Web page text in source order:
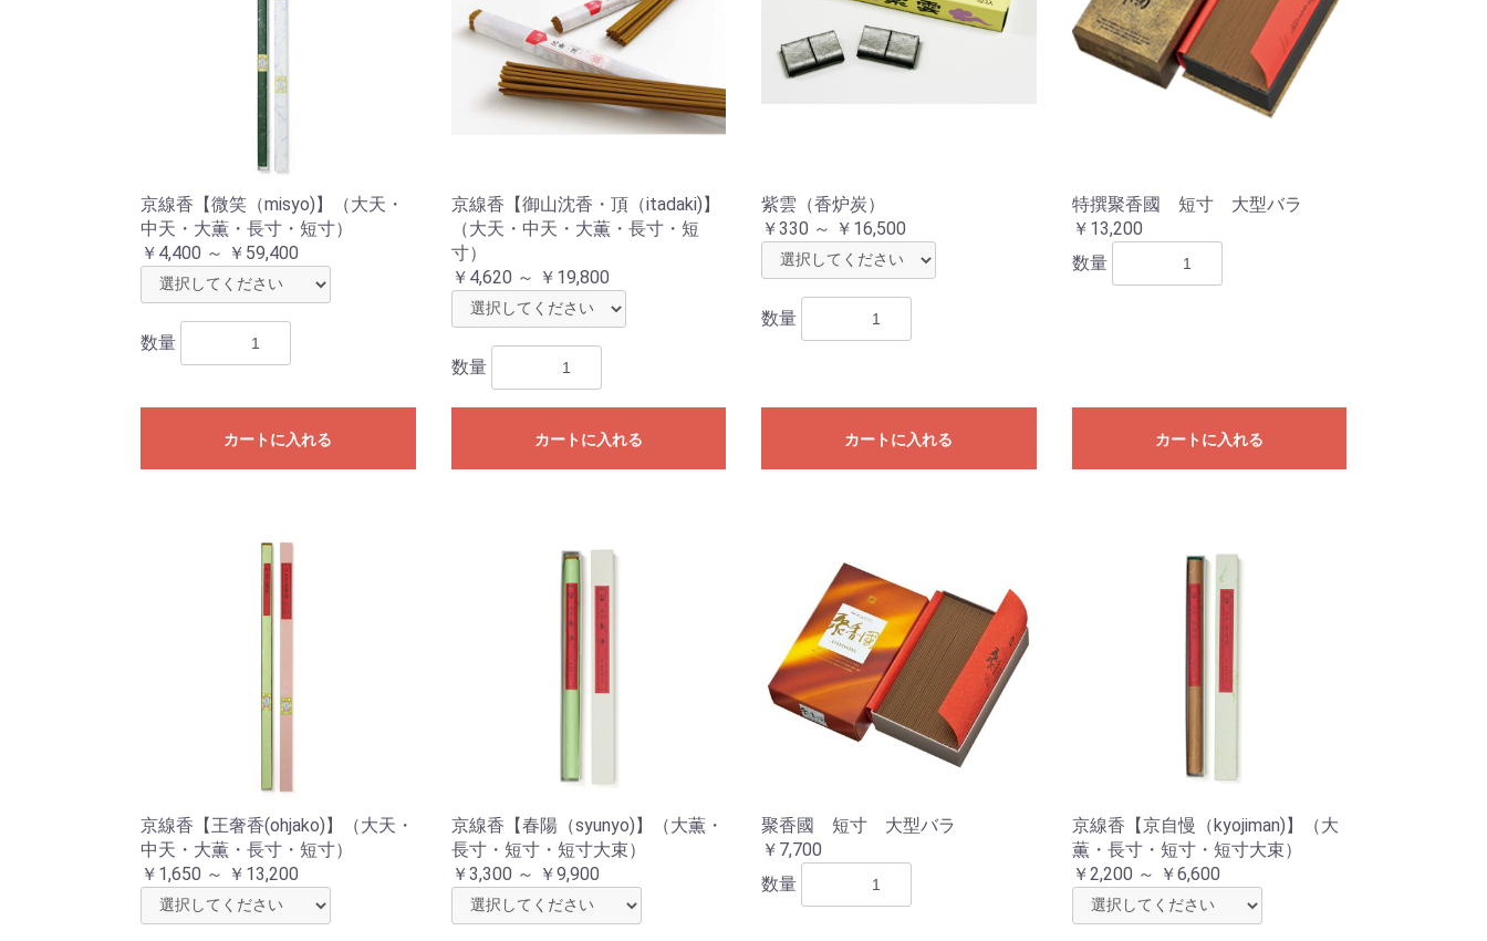
京線香【微笑（misyo)】（大天・
中天・大薫・長寸・短寸）
￥4,400 ～ ￥59,400
数量
カートに入れる
京線香【御山沈香・頂（itadaki)】
（大天・中天・大薫・長寸・短
寸）
￥4,620 ～ ￥19,800
数量
カートに入れる
紫雲（香炉炭）
￥330 ～ ￥16,500
数量
カートに入れる
特撰聚香國 短寸 大型バラ
￥13,200
数量
カートに入れる
京線香【王奢香(ohjako)】（大天・
中天・大薫・長寸・短寸）
￥1,650 ～ ￥13,200
京線香【春陽（syunyo)】（大薫・
長寸・短寸・短寸大束）
￥3,300 ～ ￥9,900
聚香國 短寸 大型バラ
￥7,700
数量
京線香【京自慢（kyojiman)】（大
薫・長寸・短寸・短寸大束）
￥2,200 ～ ￥6,600